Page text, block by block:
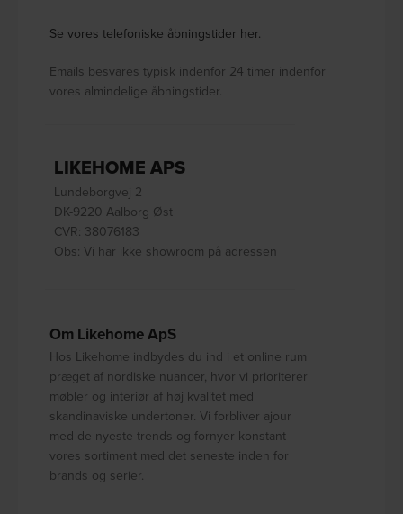
Se vores telefoniske åbningstider her.
Emails besvares typisk indenfor 24 timer indenfor
vores almindelige åbningstider.
LIKEHOME APS
Lundeborgvej 2
DK-9220 Aalborg Øst
CVR: 38076183
Obs: Vi har ikke showroom på adressen
Om Likehome ApS
Hos Likehome indbydes du ind i et online rum
præget af nordiske nuancer, hvor vi prioriterer
møbler og interiør af høj kvalitet med
skandinaviske undertoner. Vi forbliver ajour
med de nyeste trends og fornyer konstant
vores sortiment med det seneste inden for
brands og serier.